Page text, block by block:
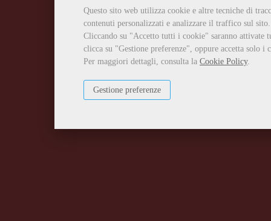
Questo sito web utilizza cookie e altre tecniche di
contenuti personalizzati e analizzare il traffico sul sito.
Cliccando su "Accetto tutti i cookie" saranno attivate
clicca su "Gestione preferenze", oppure accetta solo
Per maggiori dettagli, consulta la Cookie Policy.
Gestione preferenze